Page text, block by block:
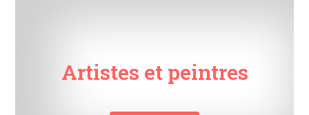
Artistes et peintres